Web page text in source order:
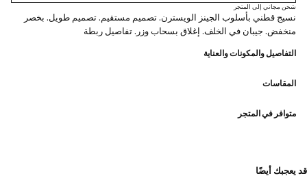
شحن مجاني إلى المتجر
نسيج قطني بأسلوب الجينز الويسترن. تصميم مستقيم. تصميم طويل. بخصر
منخفض. جيبان في الخلف. إغلاق بسحاب وزر. تفاصيل ربطة
التفاصيل والمكونات والعناية
المقاسات
متوافر في المتجر
قد يعجبك أيضًا